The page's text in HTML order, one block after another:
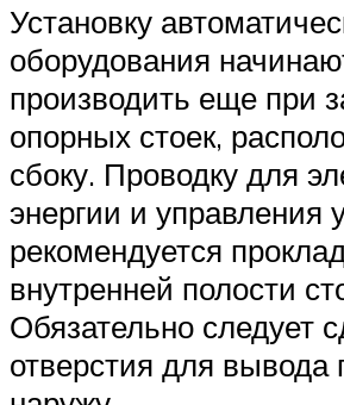
Установку
оборудования
производить еще при
опорных стоек,
сбоку. Проводку для
энергии и управления
рекомендуется
внутренней полости
Обязательно следует
отверстия для вывода